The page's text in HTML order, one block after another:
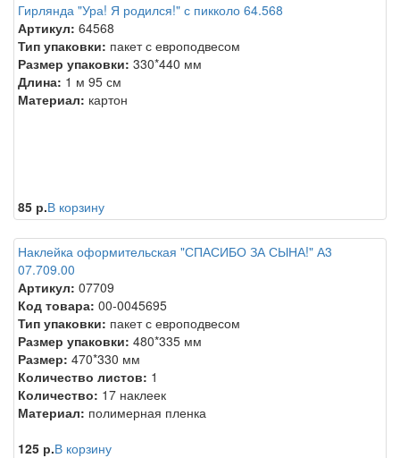
Гирлянда "Ура! Я родился!" с пикколо 64.568
Артикул: 64568
Тип упаковки: пакет с европодвесом
Размер упаковки: 330*440 мм
Длина: 1 м 95 см
Материал: картон
85 р.В корзину
Наклейка оформительская "СПАСИБО ЗА СЫНА!" А3
07.709.00
Артикул: 07709
Код товара: 00-0045695
Тип упаковки: пакет с европодвесом
Размер упаковки: 480*335 мм
Размер: 470*330 мм
Количество листов: 1
Количество: 17 наклеек
Материал: полимерная пленка
125 р.В корзину